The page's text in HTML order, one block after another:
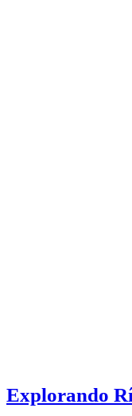
Explorando